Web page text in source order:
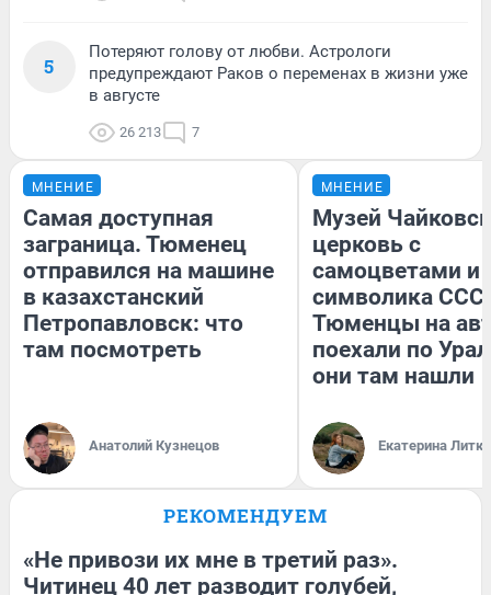
5
Потеряют голову от любви. Астрологи
предупреждают Раков о переменах в жизни уже
в августе
26 213 7
МНЕНИЕ
Самая доступная
заграница. Тюменец
отправился на машине
в казахстанский
Петропавловск: что
там посмотреть
Анатолий Кузнецов
МНЕНИЕ
Музей
церковь с
самоцветами и
символика
Тюменцы на
поехали по
они там нашли
Екатерина
РЕКОМЕНДУЕМ
«Не привози их мне в третий раз».
Читинец 40 лет разводит голубей,